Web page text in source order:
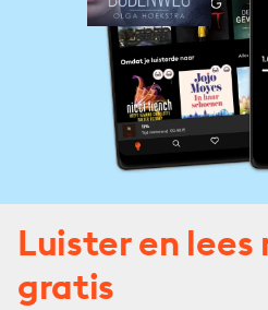
Luister en lees
gratis